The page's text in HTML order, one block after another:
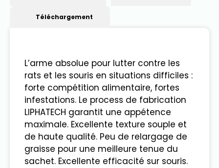
Téléchargement
L’arme absolue pour lutter contre les
rats et les souris en situations difficiles :
forte compétition alimentaire, fortes
infestations. Le process de fabrication
LIPHATECH garantit une appétence
maximale. Excellente texture souple et
de haute qualité. Peu de relargage de
graisse pour une meilleure tenue du
sachet. Excellente efficacité sur souris.